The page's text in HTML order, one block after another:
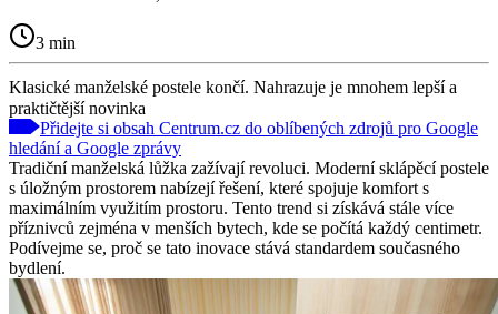
3 min
Klasické manželské postele končí. Nahrazuje je mnohem lepší a
praktičtější novinka
Přidejte si obsah Centrum.cz do oblíbených zdrojů pro Google
hledání a Google zprávy
Tradiční manželská lůžka zažívají revoluci. Moderní sklápěcí postele
s úložným prostorem nabízejí řešení, které spojuje komfort s
maximálním využitím prostoru. Tento trend si získává stále více
příznivců zejména v menších bytech, kde se počítá každý centimetr.
Podívejme se, proč se tato inovace stává standardem současného
bydlení.